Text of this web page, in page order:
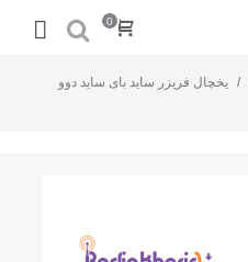
0
/ یخچال فریزر ساید بای ساید دوو